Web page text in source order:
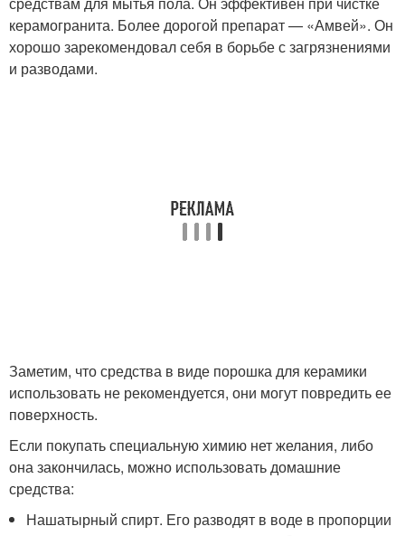
керамогранита. Более дорогой препарат — «Амвей». Он
хорошо зарекомендовал себя в борьбе с загрязнениями
и разводами.
Заметим, что средства в виде порошка для керамики
использовать не рекомендуется, они могут повредить ее
поверхность.
Если покупать специальную химию нет желания, либо
она закончилась, можно использовать домашние
средства:
Нашатырный спирт. Его разводят в воде в пропорции